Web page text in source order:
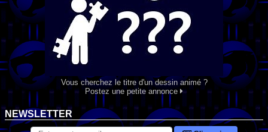
Vous cherchez le titre d'un dessin animé ?
Postez une petite annonce
NEWSLETTER